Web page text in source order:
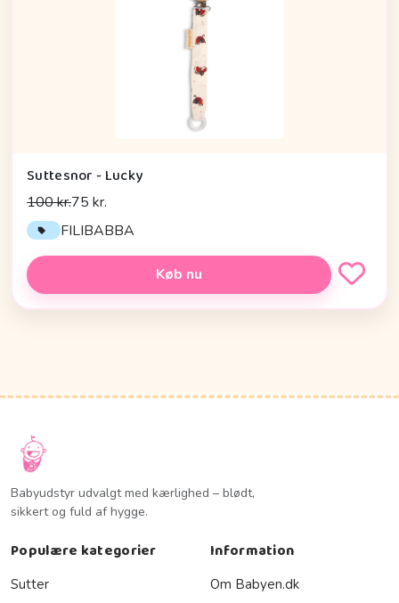
Suttesnor - Lucky
100 kr.75 kr.
FILIBABBA
Køb nu
Babyudstyr udvalgt med kærlighed – blødt,
sikkert og fuld af hygge.
Populære kategorier
Sutter
Information
Om Babyen.dk